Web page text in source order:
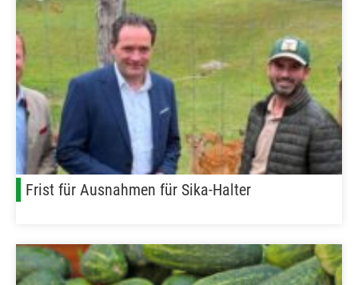
Frist für Ausnahmen für Sika-Halter